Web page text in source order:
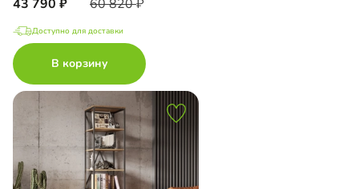
43 790 60 820
Доступно для доставки
В корзину